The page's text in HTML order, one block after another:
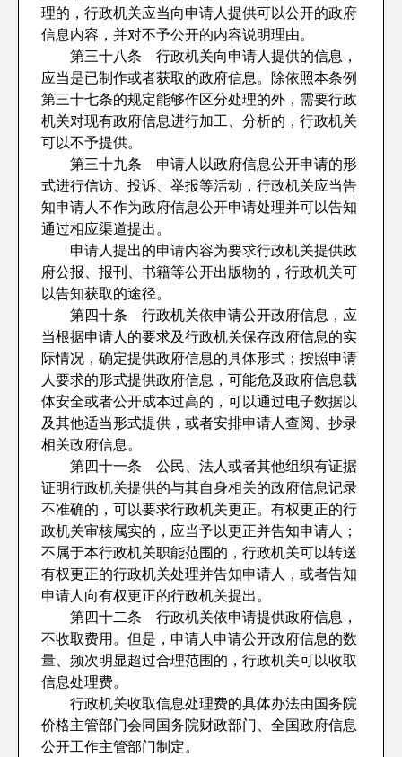
理的，行政机关应当向申请人提供可以公开的政府
信息内容，并对不予公开的内容说明理由。
第三十八条 行政机关向申请人提供的信息，
应当是已制作或者获取的政府信息。除依照本条例
第三十七条的规定能够作区分处理的外，需要行政
机关对现有政府信息进行加工、分析的，行政机关
可以不予提供。
第三十九条 申请人以政府信息公开申请的形
式进行信访、投诉、举报等活动，行政机关应当告
知申请人不作为政府信息公开申请处理并可以告知
通过相应渠道提出。
申请人提出的申请内容为要求行政机关提供政
府公报、报刊、书籍等公开出版物的，行政机关可
以告知获取的途径。
第四十条 行政机关依申请公开政府信息，应
当根据申请人的要求及行政机关保存政府信息的实
际情况，确定提供政府信息的具体形式；按照申请
人要求的形式提供政府信息，可能危及政府信息载
体安全或者公开成本过高的，可以通过电子数据以
及其他适当形式提供，或者安排申请人查阅、抄录
相关政府信息。
第四十一条 公民、法人或者其他组织有证据
证明行政机关提供的与其自身相关的政府信息记录
不准确的，可以要求行政机关更正。有权更正的行
政机关审核属实的，应当予以更正并告知申请人；
不属于本行政机关职能范围的，行政机关可以转送
有权更正的行政机关处理并告知申请人，或者告知
申请人向有权更正的行政机关提出。
第四十二条 行政机关依申请提供政府信息，
不收取费用。但是，申请人申请公开政府信息的数
量、频次明显超过合理范围的，行政机关可以收取
信息处理费。
行政机关收取信息处理费的具体办法由国务院
价格主管部门会同国务院财政部门、全国政府信息
公开工作主管部门制定。